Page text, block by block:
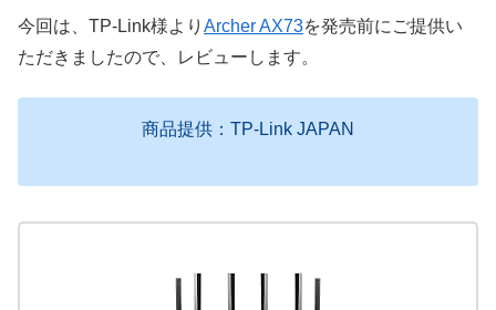
今回は、TP-Link様より Archer AX73を発売前にご提供い
ただきましたので、レビューします。
商品提供：TP-Link JAPAN